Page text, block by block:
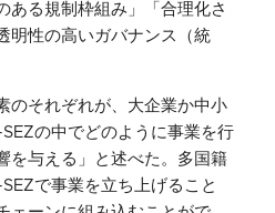
ある規制枠組み」「合理化さ
明性の高いガバナンス（統
のそれぞれが、大企業か中小
の中でどのように事業を行
を与える」と述べた。多国籍
で事業を立ち上げること